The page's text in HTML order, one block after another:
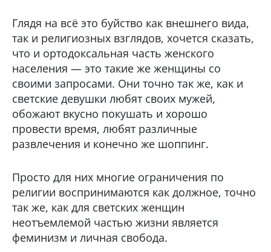
Глядя на всё это буйство как внешнего вида,
так и религиозных взглядов, хочется сказать,
что и ортодоксальная часть женского
населения — это такие же женщины со
своими запросами. Они точно так же, как и
светские девушки любят своих мужей,
обожают вкусно покушать и хорошо
провести время, любят различные
развлечения и конечно же шоппинг.
Просто для них многие ограничения по
религии воспринимаются как должное, точно
так же, как для светских женщин
неотъемлемой частью жизни является
феминизм и личная свобода.